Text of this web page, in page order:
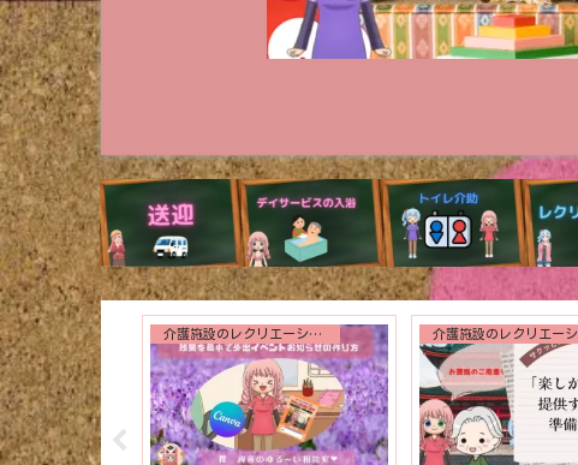
入浴介助